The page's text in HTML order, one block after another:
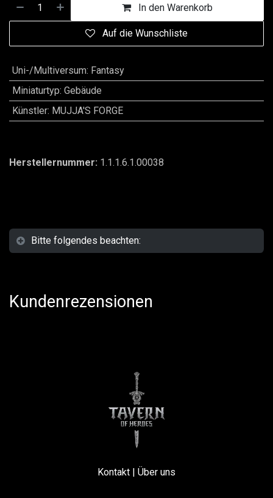
In den Warenkorb
Auf die Wunschliste
Uni-/Multiversum: Fantasy
Miniaturtyp: Gebäude
Künstler: MUJJA'S FORGE
Herstellernummer: 1.1.1.6.1.00038
Bitte folgendes beachten:
Kundenrezensionen
Kontakt Über uns